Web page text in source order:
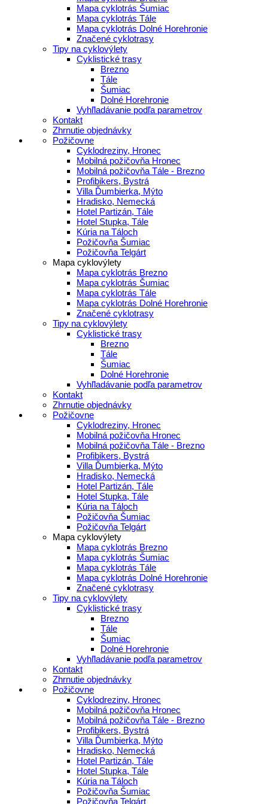
Mapa cyklotrás Šumiac
Mapa cyklotrás Tále
Mapa cyklotrás Dolné Horehronie
Značené cyklotrasy
Tipy na cyklovýlety
Cyklistické trasy
Brezno
Tále
Šumiac
Dolné Horehronie
Vyhľladávanie podľa parametrov
Kontakt
Zhrnutie objednávky
Požičovne
Cyklodreziny, Hronec
Mobilná požičovňa Hronec
Mobilná požičovňa Tále - Brezno
Profibikers, Bystrá
Villa Ďumbierka, Mýto
Hradisko, Nemecká
Hotel Partizán, Tále
Hotel Stupka, Tále
Kúria na Táloch
Požičovňa Šumiac
Požičovňa Telgárt
Mapa cyklovýlety
Mapa cyklotrás Brezno
Mapa cyklotrás Šumiac
Mapa cyklotrás Tále
Mapa cyklotrás Dolné Horehronie
Značené cyklotrasy
Tipy na cyklovýlety
Cyklistické trasy
Brezno
Tále
Šumiac
Dolné Horehronie
Vyhľladávanie podľa parametrov
Kontakt
Zhrnutie objednávky
Požičovne
Cyklodreziny, Hronec
Mobilná požičovňa Hronec
Mobilná požičovňa Tále - Brezno
Profibikers, Bystrá
Villa Ďumbierka, Mýto
Hradisko, Nemecká
Hotel Partizán, Tále
Hotel Stupka, Tále
Kúria na Táloch
Požičovňa Šumiac
Požičovňa Telgárt
Mapa cyklovýlety
Mapa cyklotrás Brezno
Mapa cyklotrás Šumiac
Mapa cyklotrás Tále
Mapa cyklotrás Dolné Horehronie
Značené cyklotrasy
Tipy na cyklovýlety
Cyklistické trasy
Brezno
Tále
Šumiac
Dolné Horehronie
Vyhľladávanie podľa parametrov
Kontakt
Zhrnutie objednávky
Požičovne
Cyklodreziny, Hronec
Mobilná požičovňa Hronec
Mobilná požičovňa Tále - Brezno
Profibikers, Bystrá
Villa Ďumbierka, Mýto
Hradisko, Nemecká
Hotel Partizán, Tále
Hotel Stupka, Tále
Kúria na Táloch
Požičovňa Šumiac
Požičovňa Telgárt